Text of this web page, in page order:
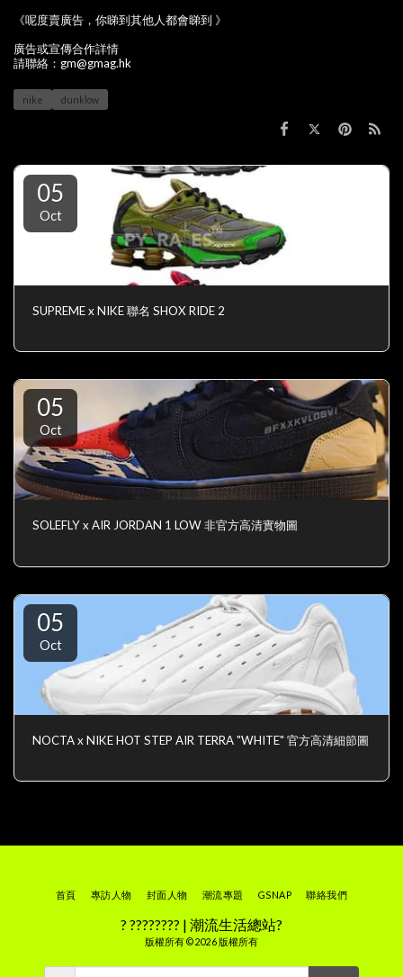
《呢度賣廣告，你睇到其他人都會睇到 》
廣告或宣傳合作詳情
請聯絡：gm@gmag.hk
nike dunklow
05
Oct
SUPREME x NIKE 聯名 SHOX RIDE 2
05
Oct
SOLEFLY x AIR JORDAN 1 LOW 非官方高清實物圖
05
Oct
NOCTA x NIKE HOT STEP AIR TERRA "WHITE" 官方高清細節圖
? ???????? | 潮流生活總站?
版權所有 © 2026 版權所有
首頁 專訪人物 封面人物 潮流專題 GSNAP 聯絡我們